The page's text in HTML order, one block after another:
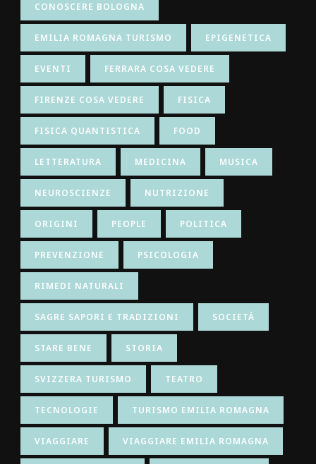
CONOSCERE BOLOGNA
EMILIA ROMAGNA TURISMO EPIGENETICA
EVENTI FERRARA COSA VEDERE
FIRENZE COSA VEDERE FISICA
FISICA QUANTISTICA FOOD
LETTERATURA MEDICINA MUSICA
NEUROSCIENZE NUTRIZIONE
ORIGINI PEOPLE POLITICA
PREVENZIONE PSICOLOGIA
RIMEDI NATURALI
SAGRE SAPORI E TRADIZIONI SOCIETÀ
STARE BENE STORIA
SVIZZERA TURISMO TEATRO
TECNOLOGIE TURISMO EMILIA ROMAGNA
VIAGGIARE VIAGGIARE EMILIA ROMAGNA